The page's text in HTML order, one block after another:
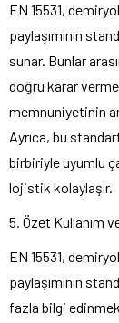
EN 15531,
paylaşımının
sunar. Bunlar
doğru karar
memnuniyetinin
Ayrıca, bu
birbiriyle uyumlu
lojistik kolaylaşır.
5. Özet Kullanım
EN 15531,
paylaşımının
fazla bilgi edinmek